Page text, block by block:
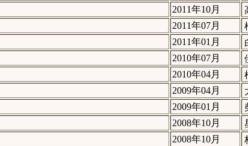
2011年10月
2011年07月
2011年01月
2010年07月
2010年04月
2009年04月
2009年01月
2008年10月
2008年10月